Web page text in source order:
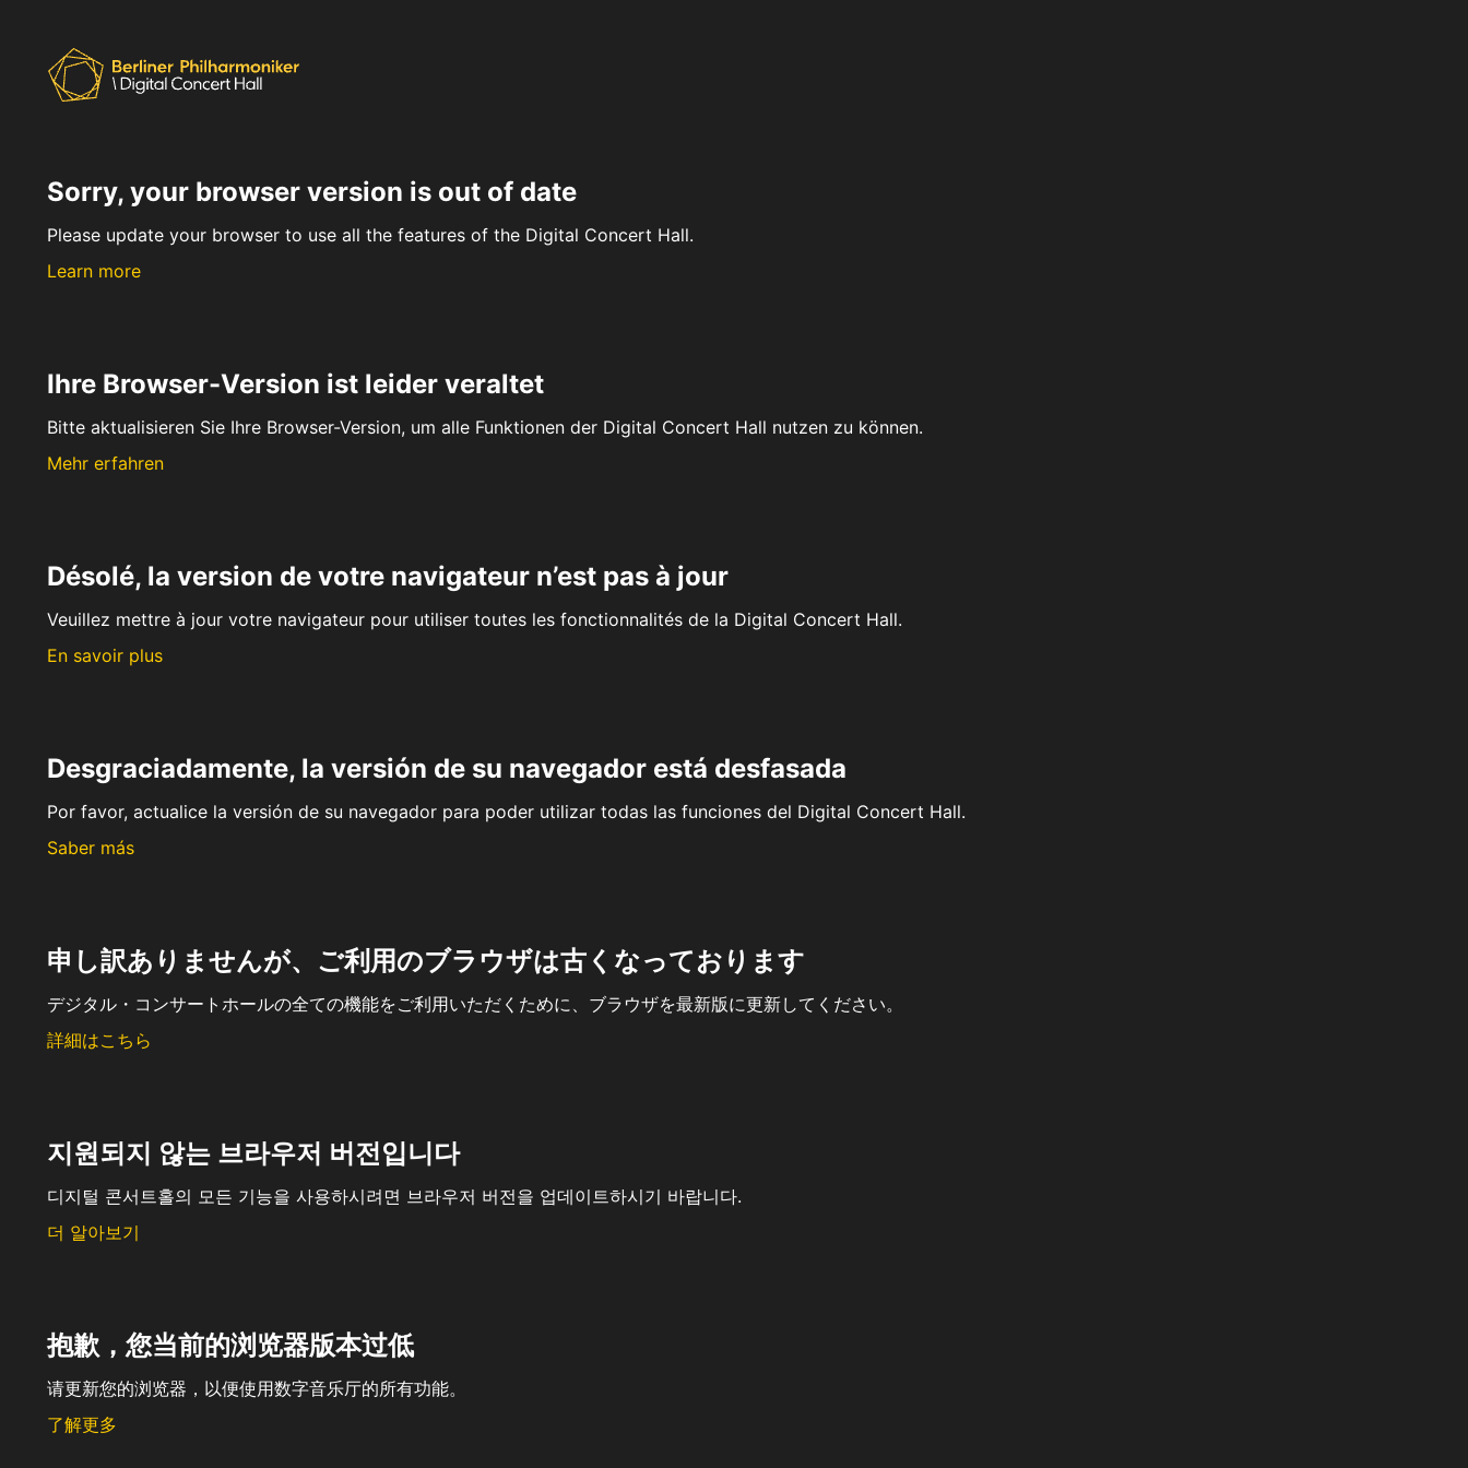
Sorry, your browser version is out of date
Please update your browser to use all the features of the Digital Concert Hall.
Learn more
Ihre Browser-Version ist leider veraltet
Bitte aktualisieren Sie Ihre Browser-Version, um alle Funktionen der Digital Concert Hall nutzen zu können.
Mehr erfahren
Désolé, la version de votre navigateur n’est pas à jour
Veuillez mettre à jour votre navigateur pour utiliser toutes les fonctionnalités de la Digital Concert Hall.
En savoir plus
Desgraciadamente, la versión de su navegador está desfasada
Por favor, actualice la versión de su navegador para poder utilizar todas las funciones del Digital Concert Hall.
Saber más
申し訳ありませんが、ご利用のブラウザは古くなっております
デジタル・コンサートホールの全ての機能をご利用いただくために、ブラウザを最新版に更新してください。
詳細はこちら
지원되지 않는 브라우저 버전입니다
디지털 콘서트홀의 모든 기능을 사용하시려면 브라우저 버전을 업데이트하시기 바랍니다.
더 알아보기
抱歉，您当前的浏览器版本过低
请更新您的浏览器，以便使用数字音乐厅的所有功能。
了解更多